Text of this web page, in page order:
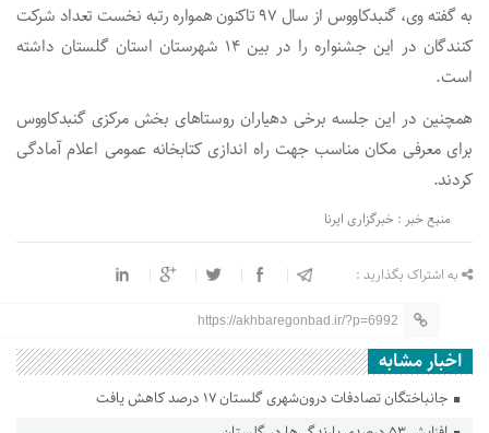
به گفته وی، گنبدکاووس از سال ۹۷ تاکنون همواره رتبه نخست تعداد شرکت
کنندگان در این جشنواره را در بین ۱۴ شهرستان استان گلستان داشته
است.
همچنین در این جلسه برخی دهیاران روستاهای بخش مرکزی گنبدکاووس
برای معرفی مکان مناسب جهت راه اندازی کتابخانه عمومی اعلام آمادگی
کردند.
منبع خبر : خبرگزاری ایرنا
به اشتراک بگذارید :
https://akhbaregonbad.ir/?p=6992
اخبار مشابه
جانباختگان تصادفات درون‌شهری گلستان ۱۷ درصد کاهش یافت